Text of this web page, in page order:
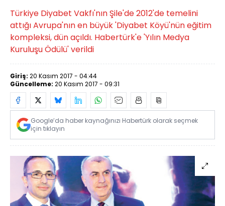
Türkiye Diyabet Vakfı'nın Şile'de 2012'de temelini
attığı Avrupa'nın en büyük 'Diyabet Köyü'nün eğitim
kompleksi, dün açıldı. Habertürk'e 'Yılın Medya
Kuruluşu Ödülü' verildi
Giriş: 20 Kasım 2017 - 04:44
Güncelleme: 20 Kasım 2017 - 09:31
Google’da haber kaynağınızı Habertürk olarak seçmek
için tıklayın